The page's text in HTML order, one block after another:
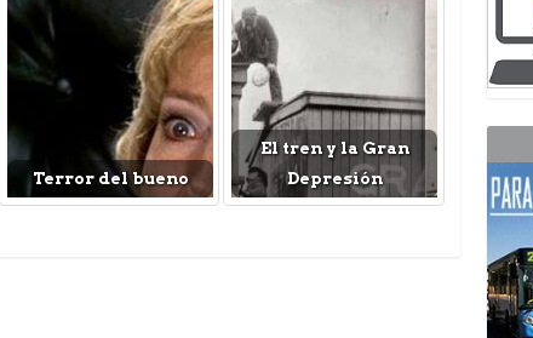
Terror del bueno
El tren y la Gran
Depresión